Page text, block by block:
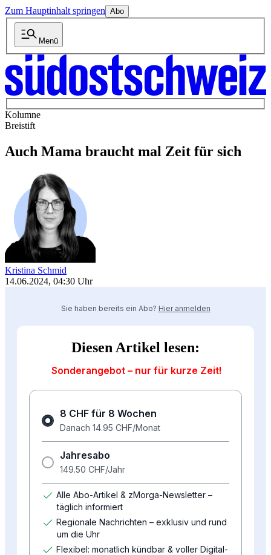
Zum Hauptinhalt springen Abo
Menü
Kolumne
Breistift
Auch Mama braucht mal Zeit für sich
Kristina Schmid
14.06.2024, 04:30 Uhr